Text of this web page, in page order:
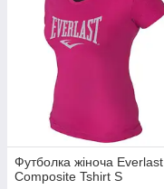
Футболка жіноча Everlast
Composite Tshirt S